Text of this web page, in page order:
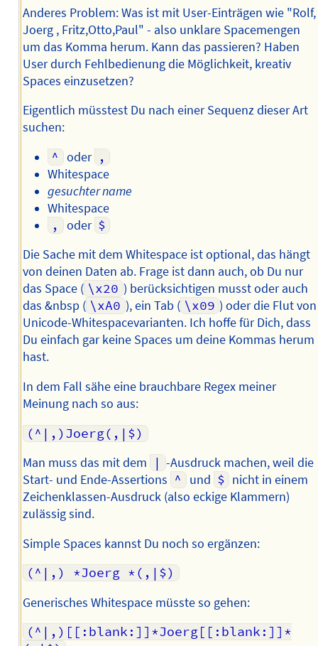
Anderes Problem: Was ist mit User-Einträgen wie "Rolf,
Joerg , Fritz,Otto,Paul" - also unklare Spacemengen
um das Komma herum. Kann das passieren? Haben
User durch Fehlbedienung die Möglichkeit, kreativ
Spaces einzusetzen?
Eigentlich müsstest Du nach einer Sequenz dieser Art
suchen:
^ oder ,
Whitespace
gesuchter name
Whitespace
,
oder $
Die Sache mit dem Whitespace ist optional, das hängt
von deinen Daten ab. Frage ist dann auch, ob Du nur
das Space ( \x20 ) berücksichtigen musst oder auch
das &nbsp ( \xA0 ), ein Tab ( \x09 ) oder die Flut von
Unicode-Whitespacevarianten. Ich hoffe für Dich, dass
Du einfach gar keine Spaces um deine Kommas herum
hast.
In dem Fall sähe eine brauchbare Regex meiner
Meinung nach so aus:
(^|,)Joerg(,|$)
Man muss das mit dem
| -Ausdruck machen, weil die
Start- und Ende-Assertions ^ und $ nicht in einem
Zeichenklassen-Ausdruck (also eckige Klammern)
zulässig sind.
Simple Spaces kannst Du noch so ergänzen:
(^|,) *Joerg *(,|$)
Generisches Whitespace müsste so gehen:
(^|,)[[:blank:]]*Joerg[[:blank:]]*